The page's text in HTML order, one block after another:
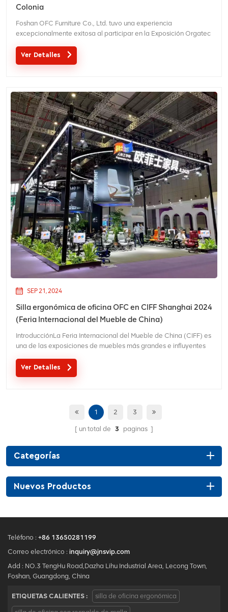
Colonia
Foshan OFC Furniture Co., Ltd. tuvo una experiencia
excepcionalmente exitosa al participar en la Exposición Orgatec
comerciales líderes a nivel mundial en muebles de oficina y
soluciones para el lugar de trabajo, brindó a OFC Furniture una...
Ver Detalles
SEP 21, 2024
Silla ergonómica de oficina OFC en CIFF Shanghai 2024
(Feria Internacional del Mueble de China)
IntroducciónLa Feria Internacional del Mueble de China (CIFF) es
una de las exposiciones de muebles más grandes e influyentes
diversos segmentos de la industria del mueble. Foshan OFC,
líder en sillas de oficina ergonómicas, participó en CIFF 20...
Ver Detalles
1 2 3
un total de 3 paginas
Categorías
Nuevos Productos
Teléfono : +86 13650281199
Correo electrónico : inquiry@jnsvip.com
Add : NO.3 TengHu Road,Dazha Lihu Industrial Area, Lecong Town,
Foshan, Guangdong, China
ETIQUETAS CALIENTES : silla de oficina ergonómica